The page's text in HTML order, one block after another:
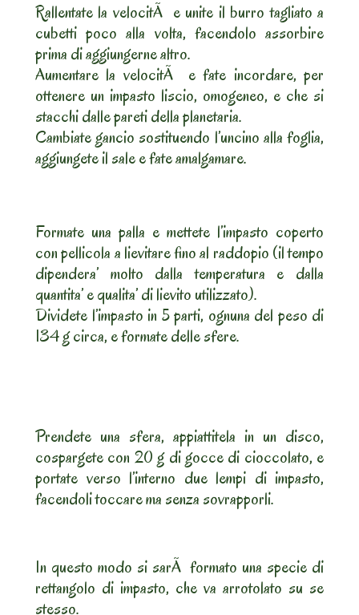
Rallentate la velocitÃ e unite il burro tagliato a
cubetti poco alla volta, facendolo assorbire
prima di aggiungerne altro.
Aumentare la velocitÃ e fate incordare, per
ottenere un impasto liscio, omogeneo, e che si
stacchi dalle pareti della planetaria.
Cambiate gancio sostituendo l’uncino alla foglia,
aggiungete il sale e fate amalgamare.
Formate una palla e mettete l’impasto coperto
con pellicola a lievitare fino al raddopio (il tempo
dipendera’ molto dalla temperatura e dalla
quantita’ e qualita’ di lievito utilizzato).
Dividete l’impasto in 5 parti, ognuna del peso di
134 g circa, e formate delle sfere.
Prendete una sfera, appiattitela in un disco,
cospargete con 20 g di gocce di cioccolato, e
portate verso l’interno due lempi di impasto,
facendoli toccare ma senza sovrapporli.
In questo modo si sarÃ formato una specie di
rettangolo di impasto, che va arrotolato su se
stesso.